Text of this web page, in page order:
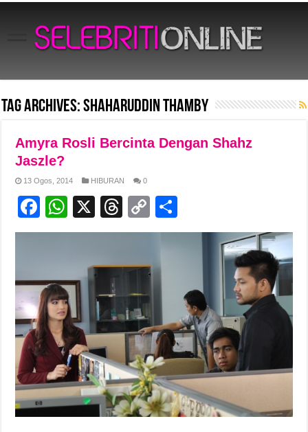
Tag Archives:Shaharuddin Thamby
Amyra Rosli Bercinta Dengan Shahz
Jaszle?
13 Ogos, 2014 HIBURAN 0
F
a
b
o
o
k
W
h
A
p
p
X
T
hr
a
d
s
C
o
p
y
Li
n
k
h